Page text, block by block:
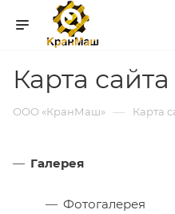
Карта сайта
ООО «КранМаш» — Карта
Галерея
Фотогалерея